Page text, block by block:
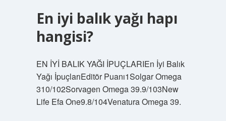
En iyi balık yağı hapı
hangisi?
EN İYİ BALIK YAĞI İPUÇLARIEn İyi Balık
Yağı İpuçlarıEditör Puanı1Solgar Omega
310/102Sorvagen Omega 39.9/103New
Life Efa One9.8/104Venatura Omega 39.